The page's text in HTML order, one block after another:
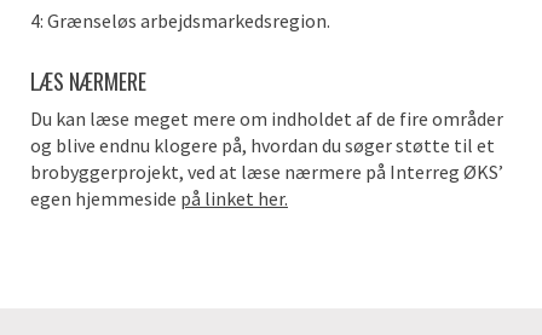
4: Grænseløs arbejdsmarkedsregion.
LÆS NÆRMERE
Du kan læse meget mere om indholdet af de fire områder
og blive endnu klogere på, hvordan du søger støtte til et
brobyggerprojekt, ved at læse nærmere på Interreg ØKS’
egen hjemmeside på linket her.